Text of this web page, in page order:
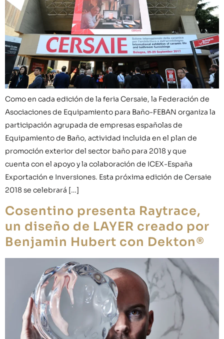
Como en cada edición de la feria Cersaie, la Federación de
Asociaciones de Equipamiento para Baño-FEBAN organiza la
participación agrupada de empresas españolas de
Equipamiento de Baño, actividad incluida en el plan de
promoción exterior del sector baño para 2018 y que
cuenta con el apoyo y la colaboración de ICEX-España
Exportación e Inversiones. Esta próxima edición de Cersaie
2018 se celebrará […]
Cosentino presenta Raytrace,
un diseño de LAYER creado por
Benjamin Hubert con Dekton®